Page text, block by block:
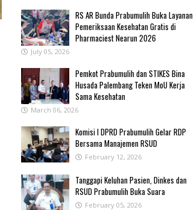
RS AR Bunda Prabumulih Buka Layanan
Pemeriksaan Kesehatan Gratis di
Pharmaciest Nearun 2026
July 05, 2026
Pemkot Prabumulih dan STIKES Bina
Husada Palembang Teken MoU Kerja
Sama Kesehatan
March 06, 2026
Komisi I DPRD Prabumulih Gelar RDP
Bersama Manajemen RSUD
February 12, 2026
Tanggapi Keluhan Pasien, Dinkes dan
RSUD Prabumulih Buka Suara
February 05, 2026